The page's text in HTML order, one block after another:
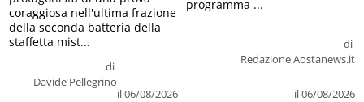
di
Davide Pellegrino
il 06/08/2026
coraggiosa nell'ultima frazione
della seconda batteria della
staffetta mist...
di
Redazione Aostanews.it
il 06/08/2026
programma ...